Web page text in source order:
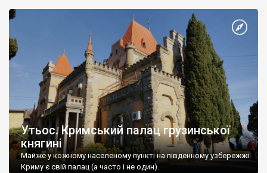
Утьос. Кримський палац грузинської
княгині
Майже у кожному населеному пункті на південному узбережжі
Криму є свій палац (а часто і не один).